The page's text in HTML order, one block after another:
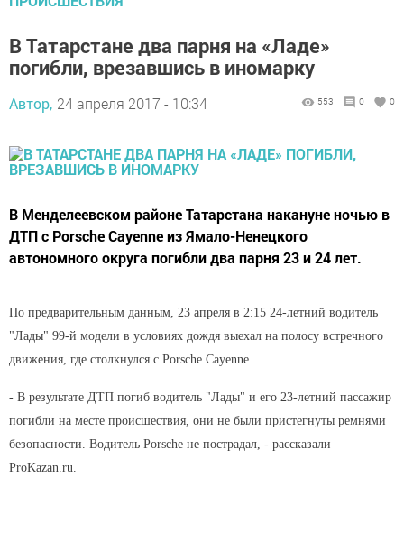
В Татарстане два парня на «Ладе»
погибли, врезавшись в иномарку
Автор, 24 апреля 2017 - 10:34 553 0 0
В Менделеевском районе Татарстана накануне ночью в
ДТП с Porsche Cayenne из Ямало-Ненецкого
автономного округа погибли два парня 23 и 24 лет.
По предварительным данным, 23 апреля в 2:15 24-летний водитель
"Лады" 99-й модели в условиях дождя выехал на полосу встречного
движения, где столкнулся с Porsche Cayenne.
- В результате ДТП погиб водитель "Лады" и его 23-летний пассажир
погибли на месте происшествия, они не были пристегнуты ремнями
безопасности. Водитель Porsche не пострадал, - рассказали
ProKazan.ru.